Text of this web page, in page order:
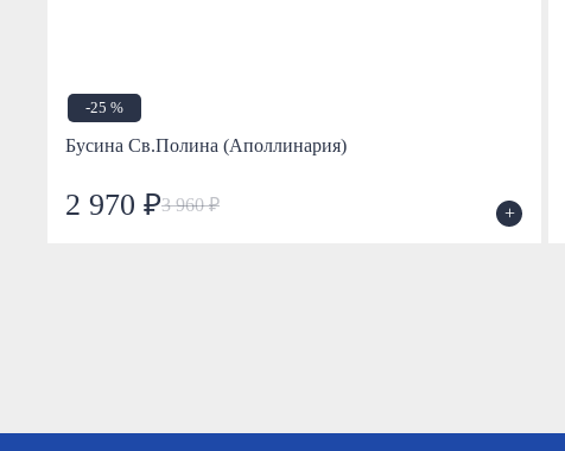
-25 %
Бусина Св.Полина (Аполлинария)
2 970 ₽3 960 ₽ +